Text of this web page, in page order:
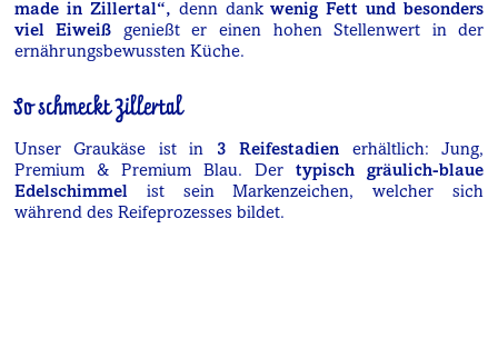
made in Zillertal“, denn dankwenig Fett und besonders
viel Eiweiß genießt er einen hohen Stellenwert in der
ernährungsbewussten Küche.
So schmeckt Zillertal
Unser Graukäse ist in 3 Reifestadien erhältlich: Jung,
Premium & Premium Blau. Dertypisch gräulich-blaue
Edelschimmel ist sein Markenzeichen, welcher sich
während des Reifeprozesses bildet.